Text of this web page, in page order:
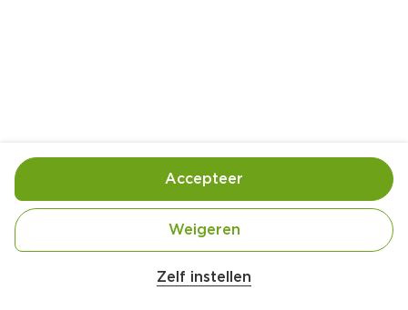
Ingrediënten Bereiding
Zelf instellen
Weigeren
Accepteer